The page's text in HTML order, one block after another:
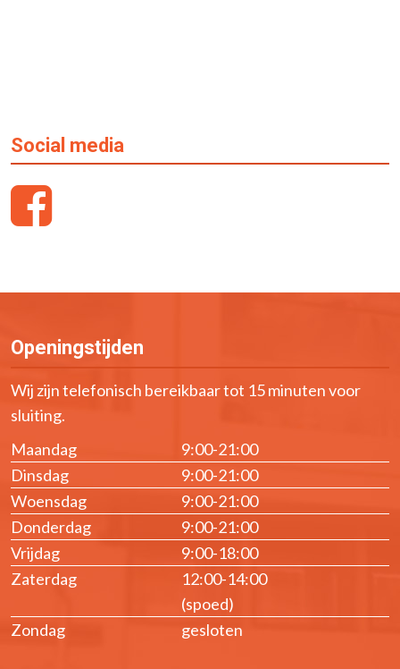
Social media
Openingstijden
Wij zijn telefonisch bereikbaar tot 15 minuten voor
sluiting.
Maandag
9:00-21:00
Dinsdag
9:00-21:00
Woensdag
9:00-21:00
Donderdag
9:00-21:00
Vrijdag
9:00-18:00
Zaterdag
12:00-14:00
(spoed)
Zondag
gesloten